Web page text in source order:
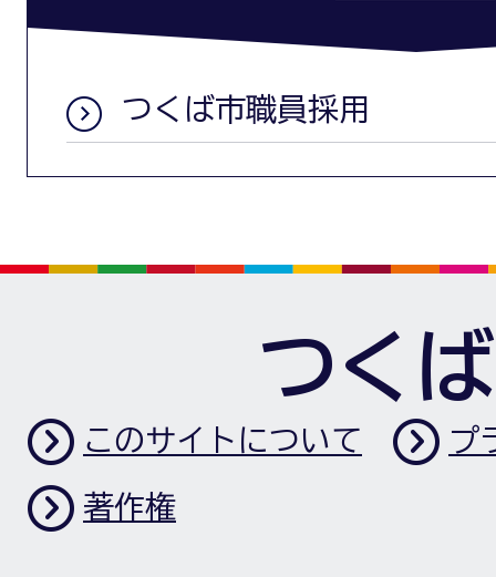
つくば市職員採用
つく
このサイトについて プ
著作権